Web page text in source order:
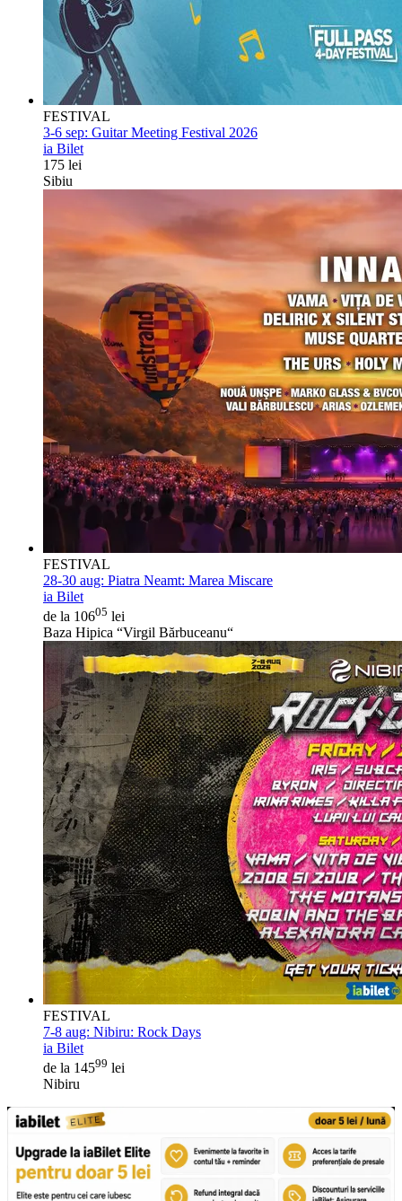
FESTIVAL
3-6 sep: Guitar Meeting Festival 2026
ia Bilet
175 lei
Sibiu
FESTIVAL
28-30 aug: Piatra Neamt: Marea Miscare
ia Bilet
de la 10605 lei
Baza Hipica “Virgil Bărbuceanu“
FESTIVAL
7-8 aug: Nibiru: Rock Days
ia Bilet
de la 14599 lei
Nibiru